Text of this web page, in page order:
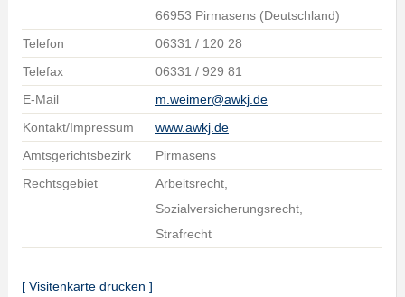
66953 Pirmasens (Deutschland)
Telefon
06331 / 120 28
Telefax
06331 / 929 81
E-Mail
m.weimer@awkj.de
Kontakt/Impressum
www.awkj.de
Amtsgerichtsbezirk
Pirmasens
Rechtsgebiet
Arbeitsrecht,
Sozialversicherungsrecht,
Strafrecht
[ Visitenkarte drucken ]